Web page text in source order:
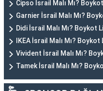
Cipso İsrail Malı Mı?
Garnier İsrail Malı Mı?
Didi İsrail Malı Mı? Boykot
IKEA İsrail Malı Mı?
Vivident İsrail Malı Mı?
Tamek İsrail Malı Mı?